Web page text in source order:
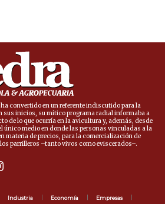
ha convertido en un referente indiscutido para la
sus inicios, su mítico programa radial informaba a
de lo que ocurría en la avicultura y, además, desde
único medio en donde las personas vinculadas a la
materia de precios, para la comercialización de
parrilleros –tanto vivos como eviscerados–.
Industria Economía Empresas